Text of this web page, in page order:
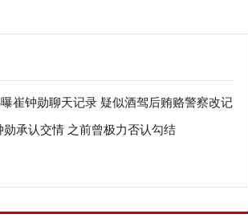
曝崔钟勋聊天记录 疑似酒驾后贿赂警察改记
勋承认交情 之前曾极力否认勾结